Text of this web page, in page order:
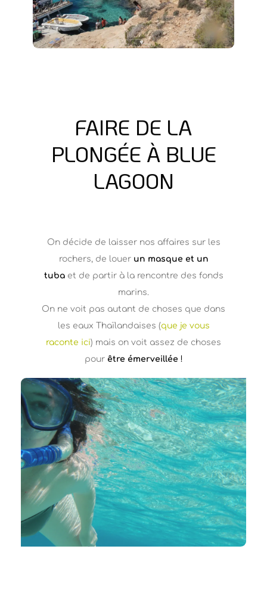
FAIRE DE LA
PLONGÉE À BLUE
LAGOON
On décide de laisser nos affaires sur les
rochers, de louer un masque et un
tubaet de partir à la rencontre des fonds
marins.
On ne voit pas autant de choses que dans
les eaux Thaïlandaises (que je vous
raconte ici) mais on voit assez de choses
pour être émerveillée !